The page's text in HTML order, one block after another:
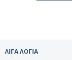
ΛΙΓΑ ΛΟΓΙΑ